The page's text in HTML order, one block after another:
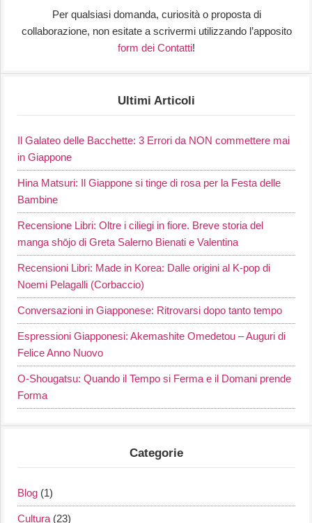
Per qualsiasi domanda, curiosità o proposta di
collaborazione, non esitate a scrivermi utilizzando l’apposito
form dei Contatti!
Ultimi Articoli
Il Galateo delle Bacchette: 3 Errori da NON commettere mai
in Giappone
Hina Matsuri: Il Giappone si tinge di rosa per la Festa delle
Bambine
Recensione Libri: Oltre i ciliegi in fiore. Breve storia del
manga shōjo di Greta Salerno Bienati e Valentina
Recensioni Libri: Made in Korea: Dalle origini al K-pop di
Noemi Pelagalli (Corbaccio)
Conversazioni in Giapponese: Ritrovarsi dopo tanto tempo
Espressioni Giapponesi: Akemashite Omedetou – Auguri di
Felice Anno Nuovo
O-Shougatsu: Quando il Tempo si Ferma e il Domani prende
Forma
Categorie
Blog (1)
Cultura (23)